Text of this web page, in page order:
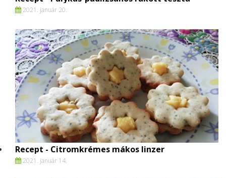
2021. január 20.
Recept - Citromkrémes mákos linzer
2021. január 14.